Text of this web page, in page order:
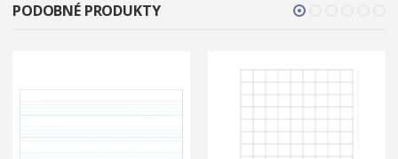
PODOBNÉ PRODUKTY